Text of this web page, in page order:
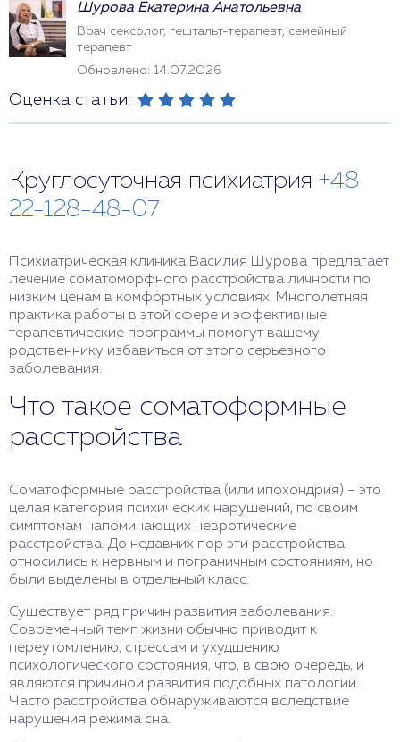
Шурова Екатерина Анатольевна
Врач сексолог, гештальт-терапевт, семейный
терапевт
Обновлено: 14.07.2026
Оценка статьи:
Круглосуточная психиатрия +48
22-128-48-07
Психиатрическая клиника Василия Шурова предлагает
лечение соматоморфного расстройства личности по
низким ценам в комфортных условиях. Многолетняя
практика работы в этой сфере и эффективные
терапевтические программы помогут вашему
родственнику избавиться от этого серьезного
заболевания.
Что такое соматоформные
расстройства
Соматоформные расстройства (или ипохондрия) – это
целая категория психических нарушений, по своим
симптомам напоминающих невротические
расстройства. До недавних пор эти расстройства
относились к нервным и пограничным состояниям, но
были выделены в отдельный класс.
Существует ряд причин развития заболевания.
Современный темп жизни обычно приводит к
переутомлению, стрессам и ухудшению
психологического состояния, что, в свою очередь, и
являются причиной развития подобных патологий.
Часто расстройства обнаруживаются вследствие
нарушения режима сна.